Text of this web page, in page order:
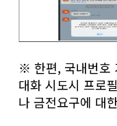
※ 한편, 국내번호
대화 시도시 프로
나 금전요구에 대